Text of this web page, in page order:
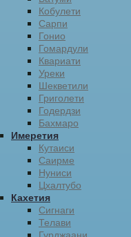
Кобулети
Сарпи
Гонио
Гомардули
Квариати
Уреки
Шекветили
Григолети
Годердзи
Бахмаро
Имеретия
Кутаиси
Саирме
Нуниси
Цхалтубо
Кахетия
Сигнаги
Телави